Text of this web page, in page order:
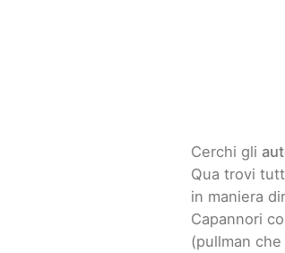
Cerchi gli
Qua trovi
in maniera
Capannori
(pullman